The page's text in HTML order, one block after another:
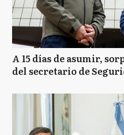
A 15 días de asumir,
del secretario de